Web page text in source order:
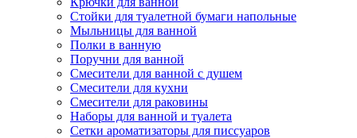
Стойки для туалетной бумаги напольные
Мыльницы для ванной
Полки в ванную
Поручни для ванной
Смесители для ванной с душем
Смесители для кухни
Смесители для раковины
Наборы для ванной и туалета
Сетки ароматизаторы для писсуаров